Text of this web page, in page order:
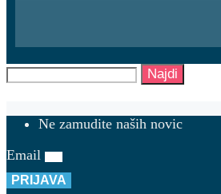
Najdi
Ne zamudite naših novic
Email
PRIJAVA